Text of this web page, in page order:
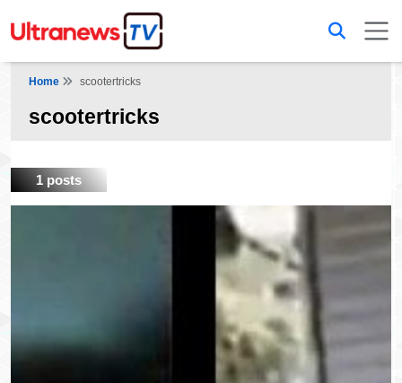
Home scootertricks
scootertricks
1 posts